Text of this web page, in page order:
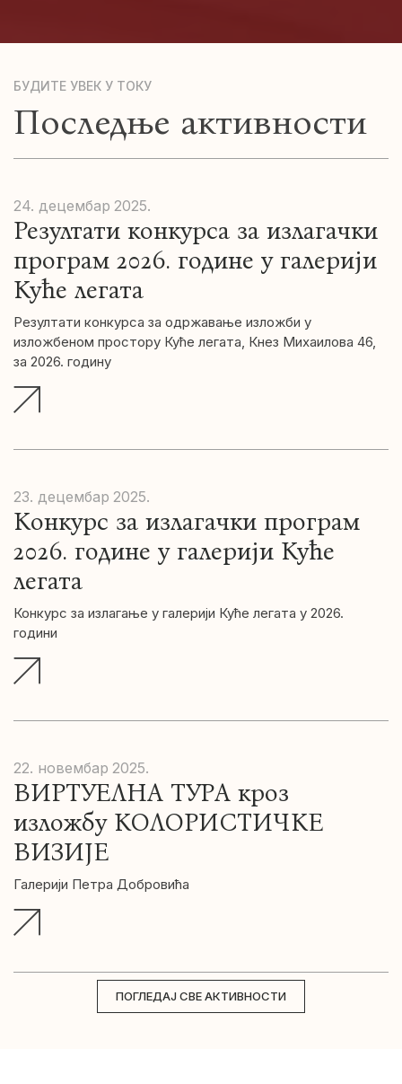
БУДИТЕ УВЕК У ТОКУ
Последње активности
24. децембар 2025.
Резултати конкурса за излагачки
програм 2026. године у галерији
Куће легата
Резултати конкурса за одржавање изложби у
изложбеном простору Куће легата, Кнез Михаилова 46,
за 2026. годину
23. децембар 2025.
Конкурс за излагачки програм
2026. године у галерији Куће
легата
Конкурс за излагање у галерији Куће легата у 2026.
години
22. новембар 2025.
ВИРТУЕЛНА ТУРА кроз
изложбу КОЛОРИСТИЧКЕ
ВИЗИЈЕ
Галерији Петра Добровића
ПОГЛЕДАЈ СВЕ АКТИВНОСТИ